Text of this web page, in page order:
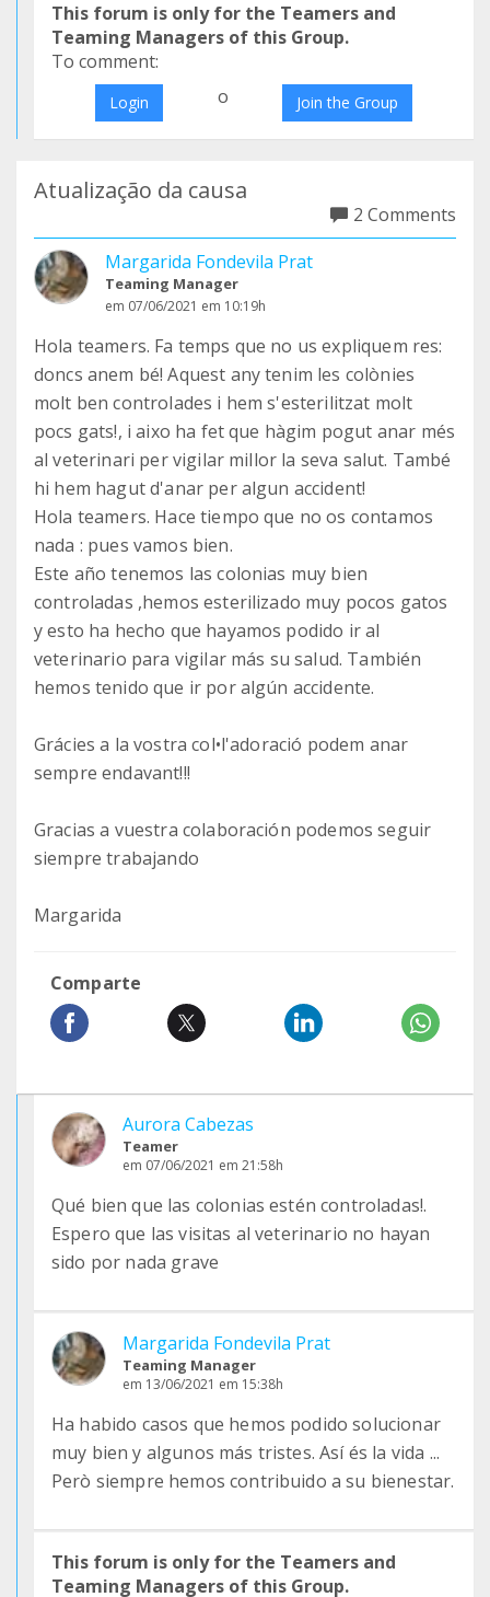
This forum is only for the Teamers and
Teaming Managers of this Group.
To comment:
Login o Join the Group
Atualização da causa
2 Comments
Margarida Fondevila Prat
Teaming Manager
em 07/06/2021 em 10:19h
Hola teamers. Fa temps que no us expliquem res:
doncs anem bé! Aquest any tenim les colònies
molt ben controlades i hem s'esterilitzat molt
pocs gats!, i aixo ha fet que hàgim pogut anar més
al veterinari per vigilar millor la seva salut. També
hi hem hagut d'anar per algun accident!
Hola teamers. Hace tiempo que no os contamos
nada : pues vamos bien.
Este año tenemos las colonias muy bien
controladas ,hemos esterilizado muy pocos gatos
y esto ha hecho que hayamos podido ir al
veterinario para vigilar más su salud. También
hemos tenido que ir por algún accidente.
Grácies a la vostra col•l'adoració podem anar
sempre endavant!!!
Gracias a vuestra colaboración podemos seguir
siempre trabajando
Margarida
Comparte
Aurora Cabezas
Teamer
em 07/06/2021 em 21:58h
Qué bien que las colonias estén controladas!.
Espero que las visitas al veterinario no hayan
sido por nada grave
Margarida Fondevila Prat
Teaming Manager
em 13/06/2021 em 15:38h
Ha habido casos que hemos podido solucionar
muy bien y algunos más tristes. Así és la vida ...
Però siempre hemos contribuido a su bienestar.
This forum is only for the Teamers and
Teaming Managers of this Group.